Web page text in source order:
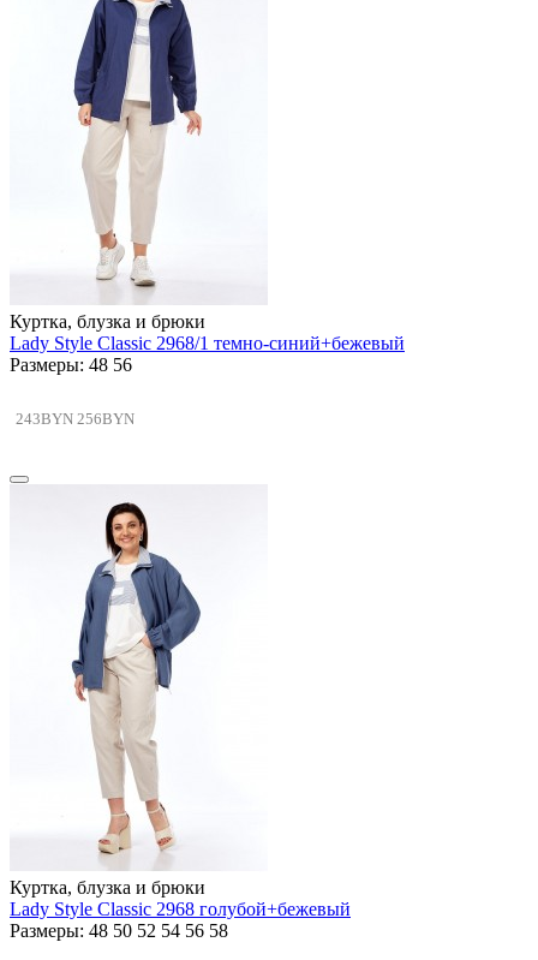
Куртка, блузка и брюки
Lady Style Classic 2968/1 темно-синий+бежевый
Размеры: 48 56
243BYN 256BYN
Куртка, блузка и брюки
Lady Style Classic 2968 голубой+бежевый
Размеры: 48 50 52 54 56 58